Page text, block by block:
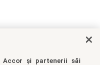
Accor și partenerii săi